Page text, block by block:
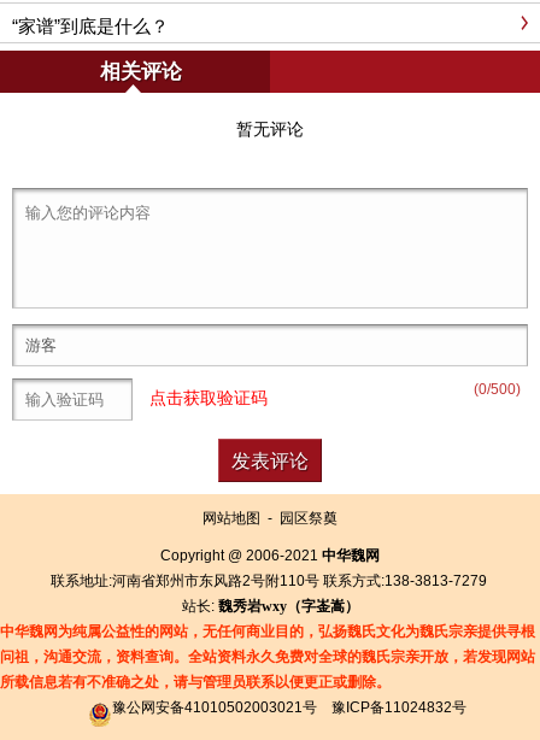
“家谱”到底是什么？
相关评论
暂无评论
(0/500)
点击获取验证码
网站地图 - 园区祭奠
Copyright @ 2006-2021 中华魏网
联系地址:河南省郑州市东风路2号附110号 联系方式:138-3813-7279
站长: 魏秀岩wxy（字崟嵩）
中华魏网为纯属公益性的网站，无任何商业目的，弘扬魏氏文化为魏氏宗亲提供寻根
问祖，沟通交流，资料查询。全站资料永久免费对全球的魏氏宗亲开放，若发现网站
所载信息若有不准确之处，请与管理员联系以便更正或删除。
豫公网安备41010502003021号
豫ICP备11024832号